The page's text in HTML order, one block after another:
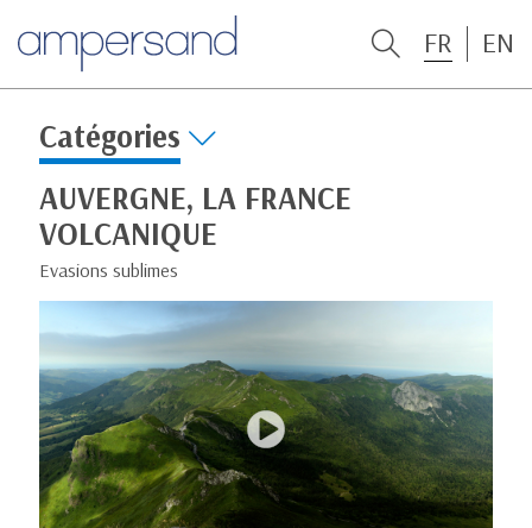
FR EN
Catégories
AUVERGNE, LA FRANCE
VOLCANIQUE
Evasions sublimes